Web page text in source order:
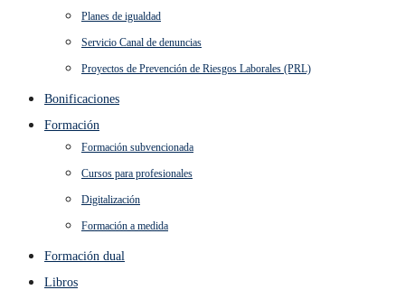
Planes de igualdad
Servicio Canal de denuncias
Proyectos de Prevención de Riesgos Laborales (PRL)
Bonificaciones
Formación
Formación subvencionada
Cursos para profesionales
Digitalización
Formación a medida
Formación dual
Libros